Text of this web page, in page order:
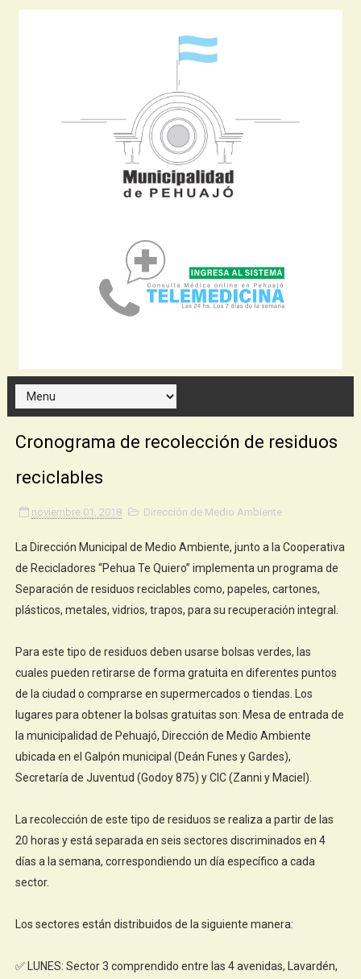
Cronograma de recolección de residuos
reciclables
noviembre 01, 2018 Dirección de Medio Ambiente
La Dirección Municipal de Medio Ambiente, junto a la Cooperativa
de Recicladores “Pehua Te Quiero” implementa un programa de
Separación de residuos reciclables como, papeles, cartones,
plásticos, metales, vidrios, trapos, para su recuperación integral.
Para este tipo de residuos deben usarse bolsas verdes, las
cuales pueden retirarse de forma gratuita en diferentes puntos
de la ciudad o comprarse en supermercados o tiendas. Los
lugares para obtener la bolsas gratuitas son: Mesa de entrada de
la municipalidad de Pehuajó, Dirección de Medio Ambiente
ubicada en el Galpón municipal (Deán Funes y Gardes),
Secretaría de Juventud (Godoy 875) y CIC (Zanni y Maciel).
La recolección de este tipo de residuos se realiza a partir de las
20 horas y está separada en seis sectores discriminados en 4
días a la semana, correspondiendo un día específico a cada
sector.
Los sectores están distribuidos de la siguiente manera:
✅ LUNES: Sector 3 comprendido entre las 4 avenidas, Lavardén,